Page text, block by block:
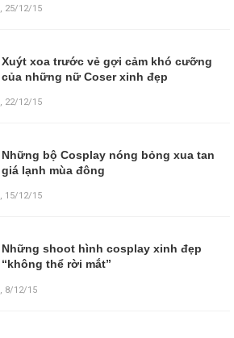
, 25/12/15
Xuýt xoa trước vẻ gợi cảm khó cưỡng
của những nữ Coser xinh đẹp
, 22/12/15
Những bộ Cosplay nóng bỏng xua tan
giá lạnh mùa đông
, 15/12/15
Những shoot hình cosplay xinh đẹp
“không thể rời mắt”
8/12/15